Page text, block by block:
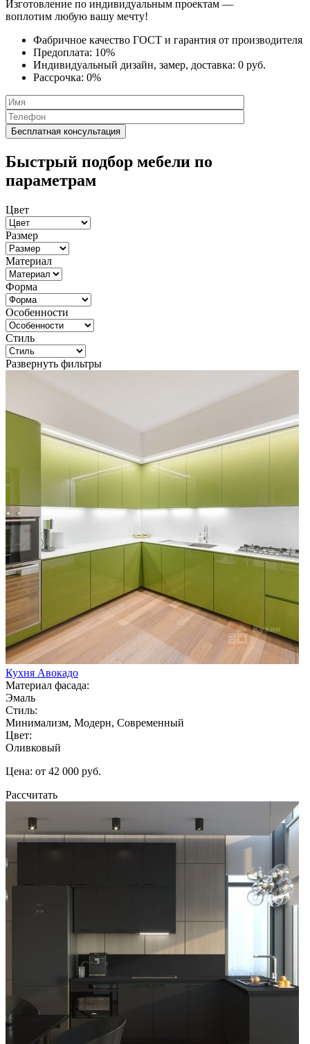
Изготовление по индивидуальным проектам —
воплотим любую вашу мечту!
Фабричное качество ГОСТ и гарантия от производителя
Предоплата: 10%
Индивидуальный дизайн, замер, доставка: 0 руб.
Рассрочка: 0%
Быстрый подбор мебели по
параметрам
Цвет
Размер
Материал
Форма
Особенности
Стиль
Развернуть фильтры
Кухня Авокадо
Материал фасада:
Эмаль
Стиль:
Минимализм, Модерн, Современный
Цвет:
Оливковый
Цена: от 42 000 руб.
Рассчитать